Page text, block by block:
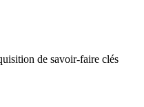
de savoir-faire clés